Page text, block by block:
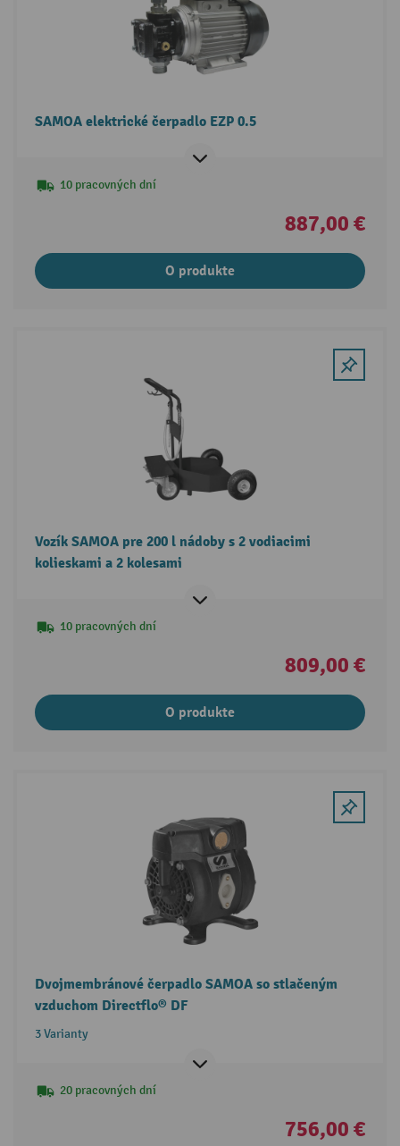
SAMOA elektrické čerpadlo EZP 0.5
10 pracovných dní
887,00 €
O produkte
Vozík SAMOA pre 200 l nádoby s 2 vodiacimi
kolieskami a 2 kolesami
10 pracovných dní
809,00 €
O produkte
Dvojmembránové čerpadlo SAMOA so stlačeným
vzduchom Directflo® DF
3 Varianty
20 pracovných dní
756,00 €